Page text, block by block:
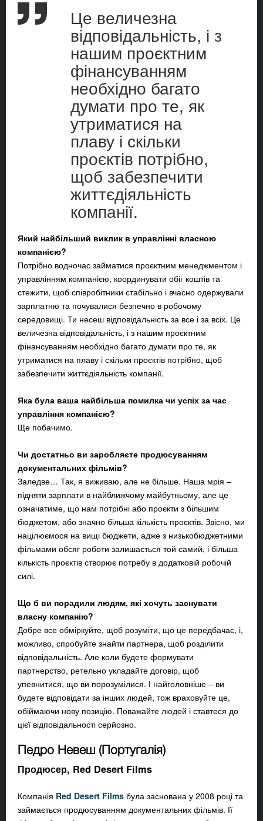
Це величезна
відповідальність, і з
нашим проєктним
фінансуванням
необхідно багато
думати про те, як
утриматися на
плаву і скільки
проєктів потрібно,
щоб забезпечити
життєдіяльність
компанії.
Який найбільший виклик в управлінні власною
компанією?
Потрібно водночас займатися проєктним менеджментом і
управлінням компанією, координувати обіг коштів та
стежити, щоб співробітники стабільно і вчасно одержували
зарплатню та почувалися безпечно в робочому
середовищі. Ти несеш відповідальність за все і за всіх. Це
величезна відповідальність, і з нашим проєктним
фінансуванням необхідно багато думати про те, як
утриматися на плаву і скільки проєктів потрібно, щоб
забезпечити життєдіяльність компанії.
Яка була ваша найбільша помилка чи успіх за час
управління компанією?
Ще побачимо.
Чи достатньо ви заробляєте продюсуванням
документальних фільмів?
Заледве… Так, я виживаю, але не більше. Наша мрія –
підняти зарплати в найближчому майбутньому, але це
означатиме, що нам потрібні або проєкти з більшим
бюджетом, або значно більша кількість проєктів. Звісно, ми
націлюємося на вищі бюджети, адже з низькобюджетними
фільмами обсяг роботи залишається той самий, і більша
кількість проєктів створює потребу в додатковій робочій
силі.
Що б ви порадили людям, які хочуть заснувати
власну компанію?
Добре все обміркуйте, щоб розуміти, що це передбачає, і,
можливо, спробуйте знайти партнера, щоб розділити
відповідальність. Але коли будете формувати
партнерство, ретельно укладайте договір, щоб
упевнитися, що ви порозумілися. І найголовніше – ви
будете відповідати за інших людей, тож враховуйте це,
обіймаючи нову позицію. Поважайте людей і ставтеся до
цієї відповідальності серйозно.
Педро Невеш (Португалія)
Продюсер, Red Desert Films
Компанія Red Desert Films була заснована у 2008 році та
займається продюсуванням документальних фільмів. Її